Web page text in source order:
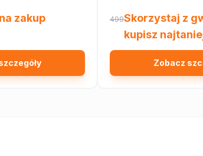
zakup
499Skorzystaj z
kupisz
Zobacz